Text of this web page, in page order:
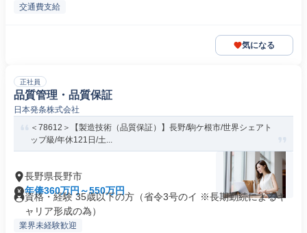
交通費支給
気になる
正社員
品質管理・品質保証
日本発条株式会社
＜78612＞【製造技術（品質保証）】長野/駒ケ根市/世界シェアト
ップ級/年休121日/土...
長野県長野市
年俸360万円～550万円
資格・経験 35歳以下の方（省令3号のイ ※長期勤続によるキ
ャリア形成の為）
業界未経験歓迎